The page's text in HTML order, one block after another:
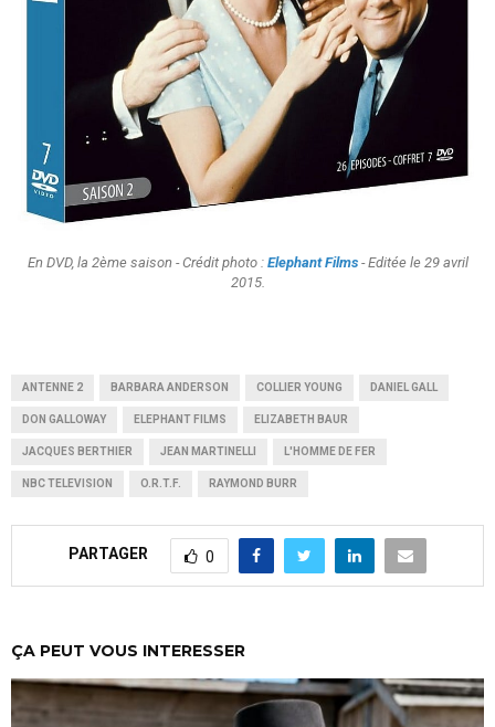
En DVD, la 2ème saison - Crédit photo : Elephant Films - Editée le 29 avril
2015.
ANTENNE 2 BARBARA ANDERSON COLLIER YOUNG DANIEL GALL
DON GALLOWAY ELEPHANT FILMS ELIZABETH BAUR
JACQUES BERTHIER JEAN MARTINELLI L'HOMME DE FER
NBC TELEVISION O.R.T.F. RAYMOND BURR
PARTAGER 0
ÇA PEUT VOUS INTERESSER